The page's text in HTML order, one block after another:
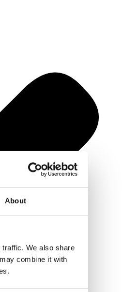
About
We also share
combine it with